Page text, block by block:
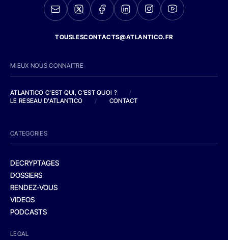
TOUSLESCONTACTS@ATLANTICO.FR
MIEUX NOUS CONNAITRE
ATLANTICO C'EST QUI, C'EST QUOI ?
/
LE RESEAU D'ATLANTICO
/ CONTACT
CATEGORIES
DECRYPTAGES
DOSSIERS
RENDEZ-VOUS
VIDEOS
PODCASTS
LEGAL